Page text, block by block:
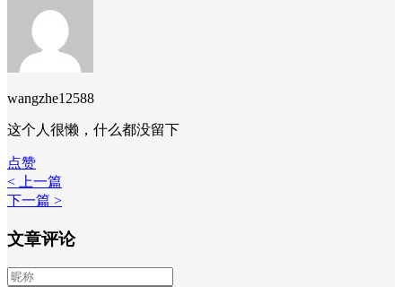
wangzhe12588
这个人很懒，什么都没留下
点赞
< 上一篇
下一篇 >
文章评论